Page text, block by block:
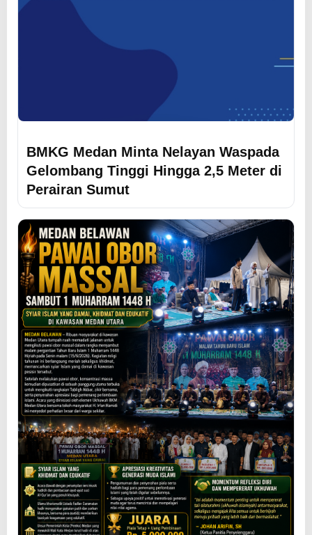
BMKG Medan Minta Nelayan Waspada
Gelombang Tinggi Hingga 2,5 Meter di
Perairan Sumut